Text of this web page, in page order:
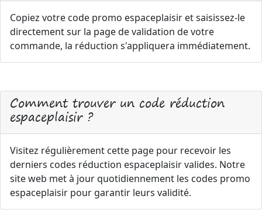
Copiez votre code promo espaceplaisir et saisissez-le
directement sur la page de validation de votre
commande, la réduction s'appliquera immédiatement.
Comment trouver un code réduction
espaceplaisir ?
Visitez régulièrement cette page pour recevoir les
derniers codes réduction espaceplaisir valides. Notre
site web met à jour quotidiennement les codes promo
espaceplaisir pour garantir leurs validité.